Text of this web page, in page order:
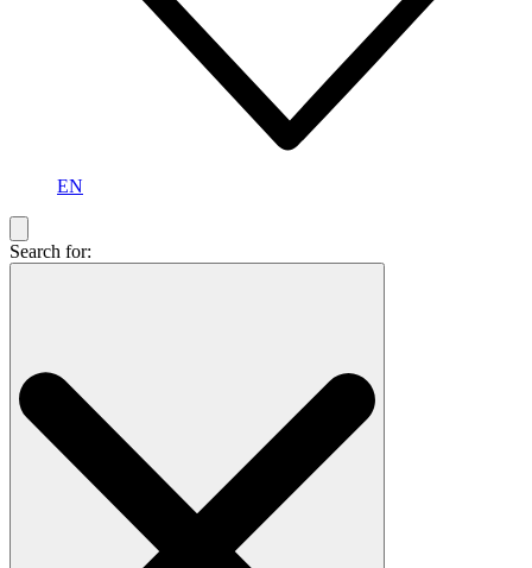
EN
Search for: